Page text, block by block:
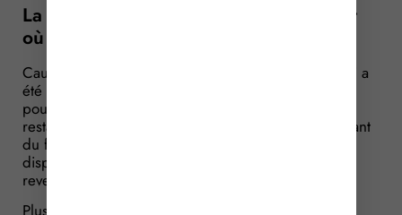
La disproportion s’apprécie au moment
où la caution est consentie
Caution d’un prêt bancaire consenti à sa société qui a
été mise en liquidation judiciaire, le gérant est
poursuivi par la banque en paiement de l’emprunt
restant dû. Il conteste devoir payer la banque, arguant
du fait que cet engagement de caution est
disproportionné par rapport à ses biens et ses
revenus.